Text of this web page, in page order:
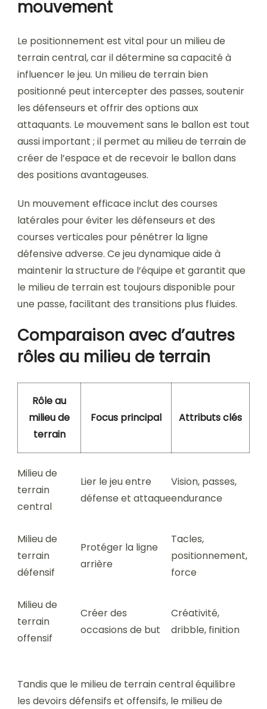
mouvement
Le positionnement est vital pour un milieu de
terrain central, car il détermine sa capacité à
influencer le jeu. Un milieu de terrain bien
positionné peut intercepter des passes, soutenir
les défenseurs et offrir des options aux
attaquants. Le mouvement sans le ballon est tout
aussi important ; il permet au milieu de terrain de
créer de l’espace et de recevoir le ballon dans
des positions avantageuses.
Un mouvement efficace inclut des courses
latérales pour éviter les défenseurs et des
courses verticales pour pénétrer la ligne
défensive adverse. Ce jeu dynamique aide à
maintenir la structure de l’équipe et garantit que
le milieu de terrain est toujours disponible pour
une passe, facilitant des transitions plus fluides.
Comparaison avec d’autres
rôles au milieu de terrain
Rôle au
milieu de
terrain
Focus principal Attributs clés
Milieu de
terrain
central
Lier le jeu entre
défense et attaque
Vision, passes,
endurance
Milieu de
terrain
défensif
Protéger la ligne
arrière
Tacles,
positionnement,
force
Milieu de
terrain
offensif
Créer des
occasions de but
Créativité,
dribble, finition
Tandis que le milieu de terrain central équilibre
les devoirs défensifs et offensifs, le milieu de